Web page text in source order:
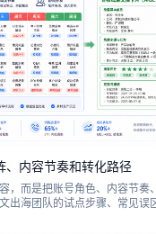
、内容节奏和转化路径
，而是把账号角色、内容节奏
出海团队的试点步骤、常见误